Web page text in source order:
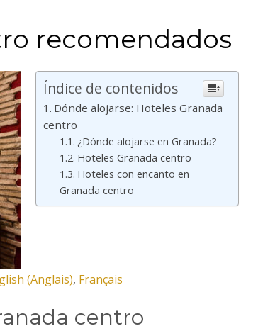
recomendados
Índice de contenidos
Dónde alojarse: Hoteles Granada
centro
¿Dónde alojarse en Granada?
Hoteles Granada centro
Hoteles con encanto en
Granada centro
(Anglais) Français
centro